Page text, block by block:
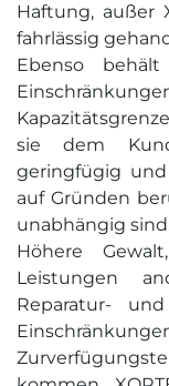
Haftung, außer
fahrlässig
Ebenso behält
sie dem
geringfügig
auf Gründen
unabhängig
Höhere
Leistungen
Reparatur-